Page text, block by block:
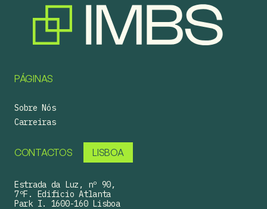
PÁGINAS
Sobre Nós
Carreiras
CONTACTOS LISBOA
Estrada da Luz, nº 90,
7ºF. Edificio Atlanta
Park I. 1600-160 Lisboa